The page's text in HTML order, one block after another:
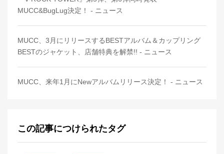
MUCC&BugLug決定！ - ニュース
MUCC、3月にリリースするBESTアルバム＆カップリング
BESTのジャケット、店舗特典を解禁!! - ニュース
MUCC、来年1月にNewアルバムリリース決定！ - ニュース
この記事につけられたタグ